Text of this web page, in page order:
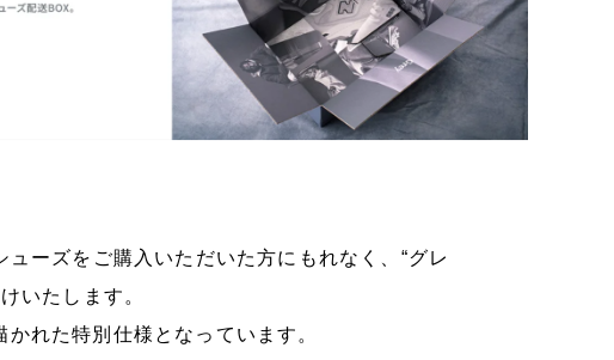
ーズをご購入いただいた方にもれなく、“グレ
いたします。
れた特別仕様となっています。